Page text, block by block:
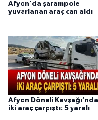
Afyon'da şarampole
yuvarlanan araç can aldı
Afyon Döneli Kavşağı’nda
iki araç çarpıştı: 5 yaralı